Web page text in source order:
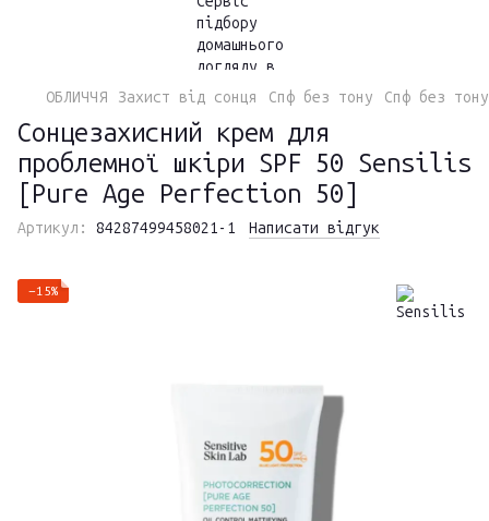
ОБЛИЧЧЯ Захист від сонця Спф без тону Спф без
Сонцезахисний крем для
проблемної шкіри SPF 50 Sensilis
[Pure Age Perfection 50]
Артикул: 84287499458021-1 Написати відгук
−15%